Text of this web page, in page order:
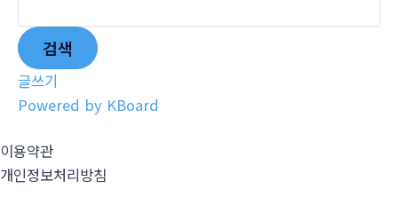
검색
글쓰기
Powered by KBoard
이용약관
개인정보처리방침